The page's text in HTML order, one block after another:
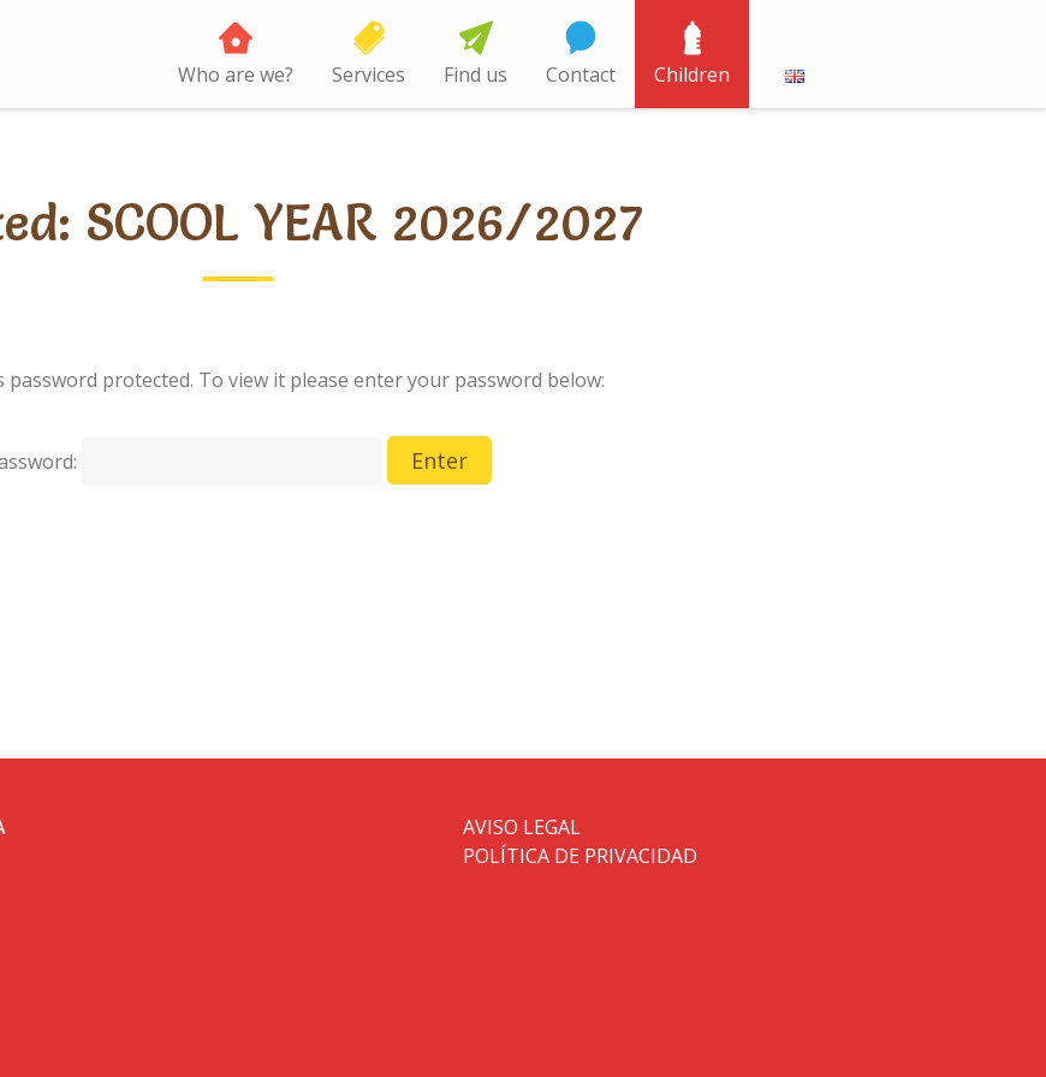
Who are we? Services Find us Contact Children
SCOOL YEAR 2026/2027
password protected. To view it please enter your password below:
AVISO LEGAL
POLÍTICA DE PRIVACIDAD